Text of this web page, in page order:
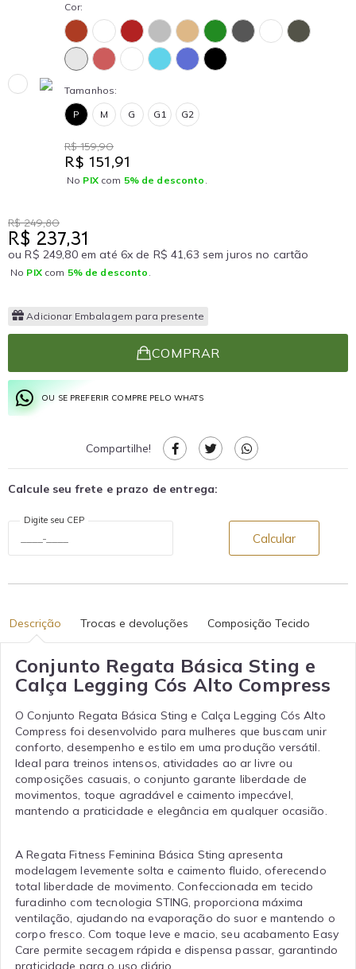
Cor:
Tamanhos:
P
M G G1 G2
R$ 159,90
R$ 151,91
No PIXcom 5% de desconto .
R$ 249,80
R$ 237,31
ou R$ 249,80 em até 6x de R$ 41,63 sem juros no cartão
No PIXcom 5% de desconto .
Adicionar Embalagem para presente
COMPRAR
OU SE PREFERIR COMPRE PELO WHATS
Compartilhe!
Calcule seu frete e prazo de entrega:
Digite seu CEP
Calcular
Descrição Trocas e devoluções Composição Tecido
Conjunto Regata Básica Sting e
Calça Legging Cós Alto Compress
O Conjunto Regata Básica Sting e Calça Legging Cós Alto
Compress foi desenvolvido para mulheres que buscam unir
conforto, desempenho e estilo em uma produção versátil.
Ideal para treinos intensos, atividades ao ar livre ou
composições casuais, o conjunto garante liberdade de
movimentos, toque agradável e caimento impecável,
mantendo a praticidade e elegância em qualquer ocasião.
A Regata Fitness Feminina Básica Sting apresenta
modelagem levemente solta e caimento fluido, oferecendo
total liberdade de movimento. Confeccionada em tecido
furadinho com tecnologia STING, proporciona máxima
ventilação, ajudando na evaporação do suor e mantendo o
corpo fresco. Com toque leve e macio, seu acabamento Easy
Care permite secagem rápida e dispensa passar, garantindo
praticidade para o uso diário.